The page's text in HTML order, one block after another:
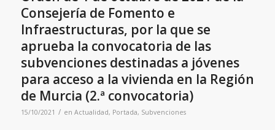
Consejería de Fomento e
Infraestructuras, por la que se
aprueba la convocatoria de las
subvenciones destinadas a jóvenes
para acceso a la vivienda en la Región
de Murcia (2.ª convocatoria)
15/10/2021 / en Actualidad, Portada, Subvenciones